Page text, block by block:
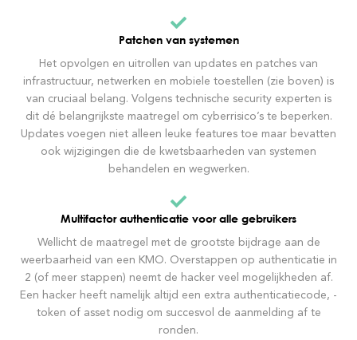
Patchen van systemen
Het opvolgen en uitrollen van updates en patches van
infrastructuur, netwerken en mobiele toestellen (zie boven) is
van cruciaal belang. Volgens technische security experten is
dit dé belangrijkste maatregel om cyberrisico’s te beperken.
Updates voegen niet alleen leuke features toe maar bevatten
ook wijzigingen die de kwetsbaarheden van systemen
behandelen en wegwerken.
Multifactor authenticatie voor alle gebruikers
Wellicht de maatregel met de grootste bijdrage aan de
weerbaarheid van een KMO. Overstappen op authenticatie in
2 (of meer stappen) neemt de hacker veel mogelijkheden af.
Een hacker heeft namelijk altijd een extra authenticatiecode, -
token of asset nodig om succesvol de aanmelding af te
ronden.